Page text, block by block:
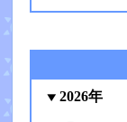
2026年